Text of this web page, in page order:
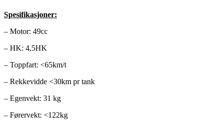
Spesifikasjoner:
– Motor: 49cc
– HK: 4,5HK
– Toppfart: <65km/t
– Rekkevidde <30km pr tank
– Egenvekt: 31 kg
– Førervekt: <122kg